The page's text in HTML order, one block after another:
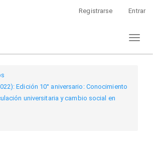
Registrarse Entrar
Edición 10° aniversario: Conocimiento
universitaria y cambio social en